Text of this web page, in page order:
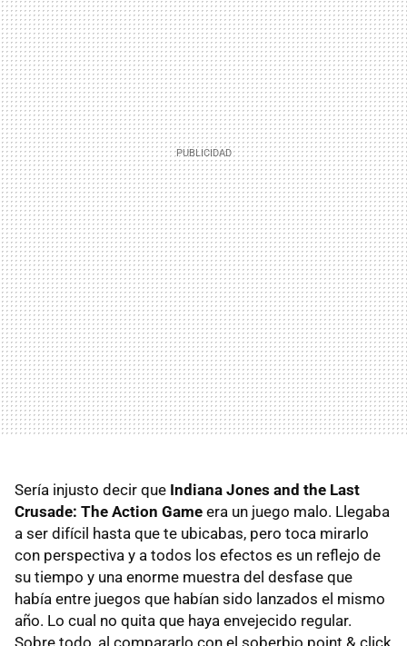
Sería injusto decir que Indiana Jones and the Last
Crusade: The Action Game era un juego malo. Llegaba
a ser difícil hasta que te ubicabas, pero toca mirarlo
con perspectiva y a todos los efectos es un reflejo de
su tiempo y una enorme muestra del desfase que
había entre juegos que habían sido lanzados el mismo
año. Lo cual no quita que haya envejecido regular.
Sobre todo, al compararlo con el soberbio point & click